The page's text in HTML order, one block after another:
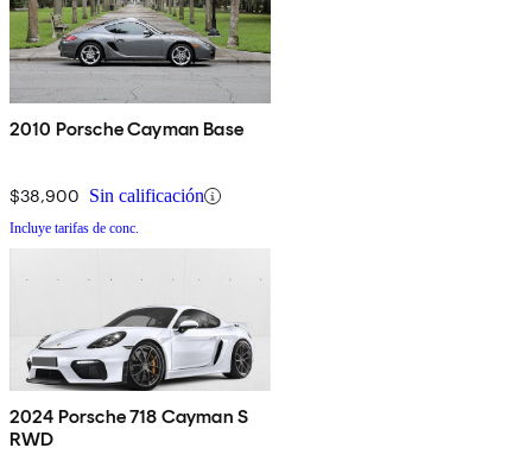
2010 Porsche Cayman Base
$38,900 Sin calificación
Incluye tarifas de conc.
2024 Porsche 718 Cayman S
RWD